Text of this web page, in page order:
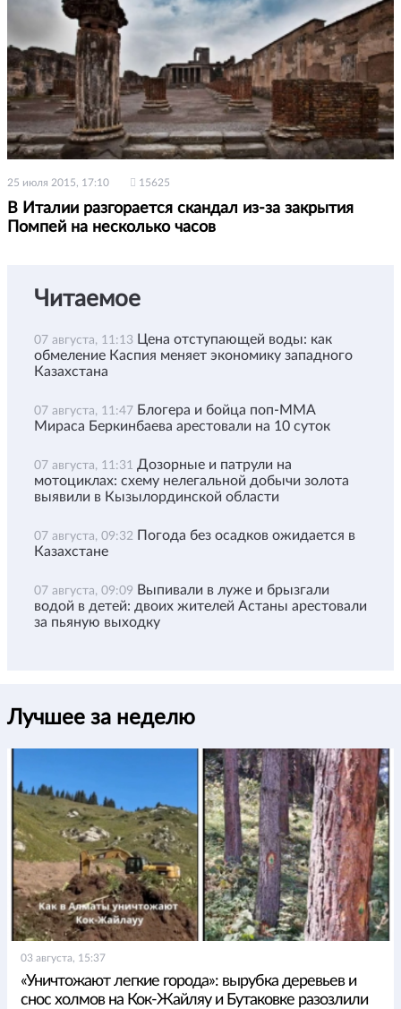
25 июля 2015, 17:10 15625
В Италии разгорается скандал из-за закрытия
Помпей на несколько часов
Читаемое
07 августа, 11:13 Цена отступающей воды: как
обмеление Каспия меняет экономику западного
Казахстана
07 августа, 11:47 Блогера и бойца поп-ММА
Мираса Беркинбаева арестовали на 10 суток
07 августа, 11:31 Дозорные и патрули на
мотоциклах: схему нелегальной добычи золота
выявили в Кызылординской области
07 августа, 09:32 Погода без осадков ожидается в
Казахстане
07 августа, 09:09 Выпивали в луже и брызгали
водой в детей: двоих жителей Астаны арестовали
за пьяную выходку
Лучшее за неделю
03 августа, 15:37
«Уничтожают легкие города»: вырубка деревьев и
снос холмов на Кок-Жайляу и Бутаковке разозлили